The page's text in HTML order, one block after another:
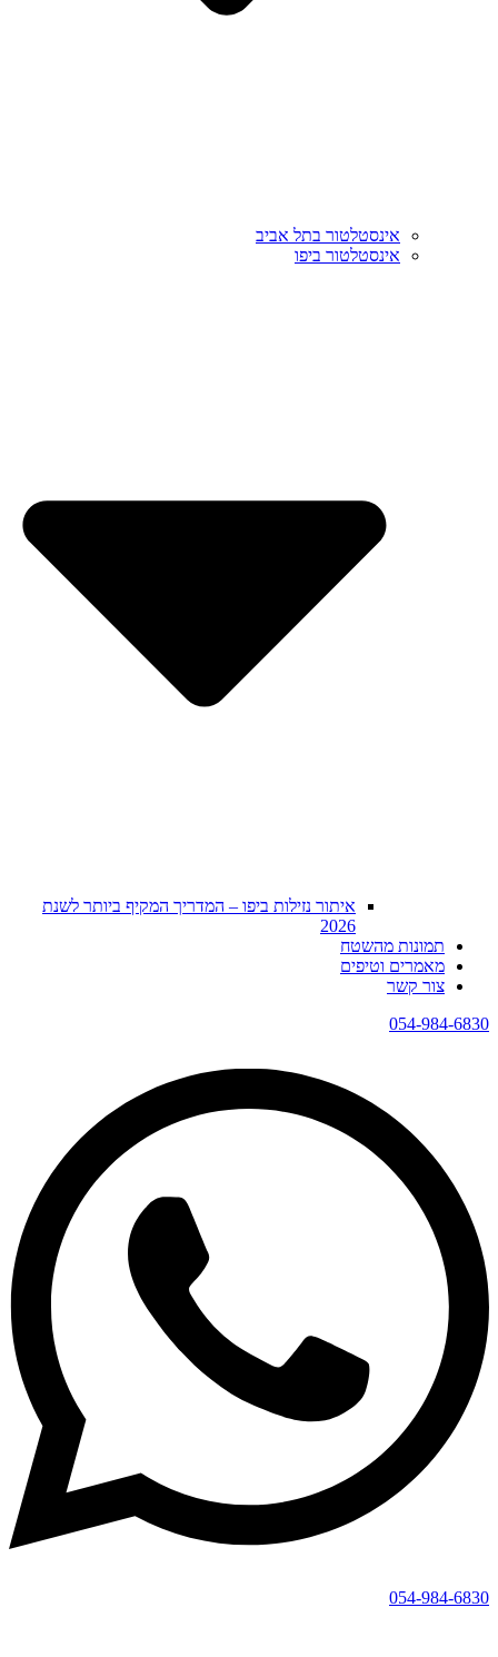
אינסטלטור בתל אביב
אינסטלטור ביפו
איתור נזילות ביפו – המדריך המקיף ביותר לשנת
2026
תמונות מהשטח
מאמרים וטיפים
צור קשר
054-984-6830
054-984-6830